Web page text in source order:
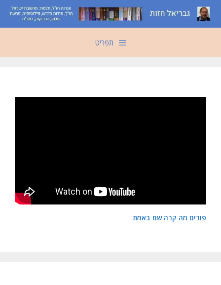
לדלג
לתוכן
תפריט
פורים מה קרה שם באמת